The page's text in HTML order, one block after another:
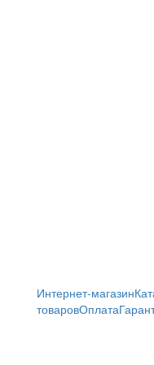
Интернет-магазин
товаровОплата